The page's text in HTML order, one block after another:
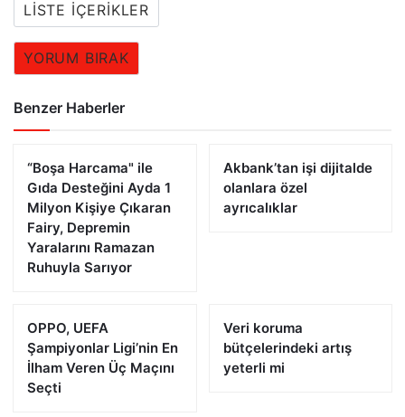
LISTE İÇERIKLER
YORUM BIRAK
Benzer Haberler
“Boşa Harcama" ile
Gıda Desteğini Ayda 1
Milyon Kişiye Çıkaran
Fairy, Depremin
Yaralarını Ramazan
Ruhuyla Sarıyor
Akbank’tan işi dijitalde
olanlara özel
ayrıcalıklar
OPPO, UEFA
Şampiyonlar Ligi’nin En
İlham Veren Üç Maçını
Seçti
Veri koruma
bütçelerindeki artış
yeterli mi